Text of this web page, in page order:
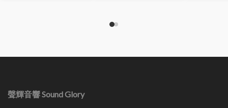
聲輝音響 Sound Glory